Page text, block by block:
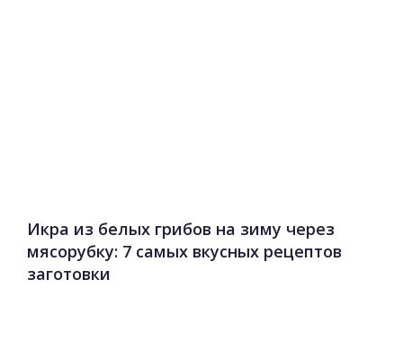
Икра из белых грибов на зиму через
мясорубку: 7 самых вкусных рецептов
заготовки